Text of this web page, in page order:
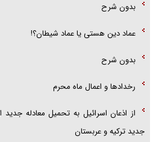
بدون شرح
عماد دین هستی یا عماد شیطان؟!
بدون شرح
رخداد‌ها و اعمال ماه محرم
از اذعان اسرائیل به تحمیل معادله جدید
جدید ترکیه و عربستان